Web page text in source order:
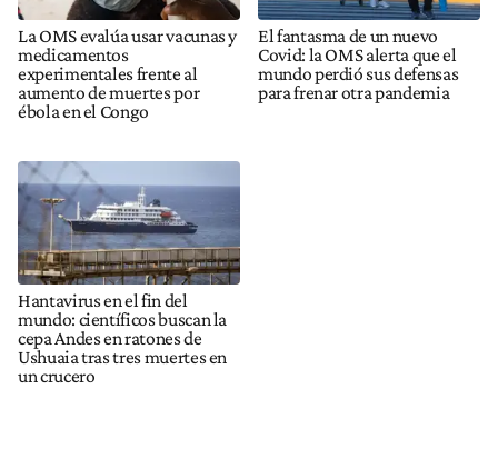
La OMS evalúa usar vacunas y
medicamentos
experimentales frente al
aumento de muertes por
ébola en el Congo
El fantasma de un nuevo
Covid: la OMS alerta que el
mundo perdió sus defensas
para frenar otra pandemia
Hantavirus en el fin del
mundo: científicos buscan la
cepa Andes en ratones de
Ushuaia tras tres muertes en
un crucero